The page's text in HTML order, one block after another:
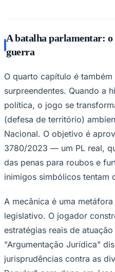
A batalha parlamentar: o
guerra
O quarto capítulo é
surpreendentes. Quando a
política, o jogo se
(defesa de território)
Nacional. O objetivo é
3780/2023 — um PL real,
das penas para roubos e
inimigos simbólicos tentam
A mecânica é uma
legislativo. O jogador
estratégias reais de
"Argumentação Jurídica"
jurisprudências contra as